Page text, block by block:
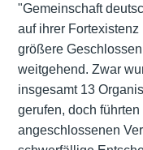
"Gemeinschaft
auf ihrer
größere
weitgehend. Zwar
insgesamt 13
gerufen, doch
angeschlossenen